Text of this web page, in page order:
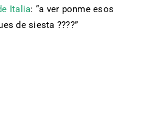
Italia: “a ver ponme esos
de siesta ????”